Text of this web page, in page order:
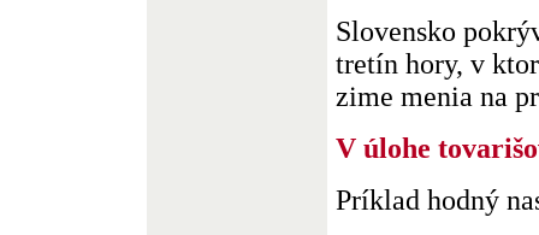
Slovensko
tretín hory, v
zime menia na
V úlohe
Príklad hodný